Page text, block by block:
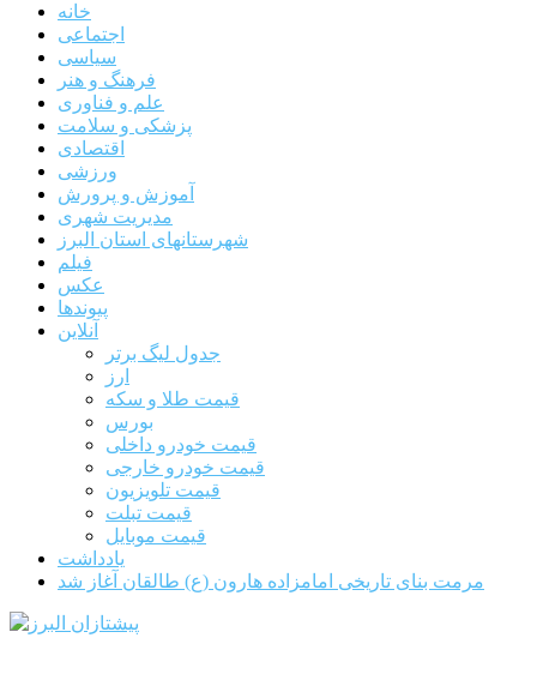
خانه
اجتماعی
سیاسی
فرهنگ و هنر
علم و فناوری
پزشکی و سلامت
اقتصادی
ورزشی
آموزش و پرورش
مدیریت شهری
شهرستانهای استان البرز
فیلم
عکس
پیوندها
آنلاین
جدول لیگ برتر
ارز
قیمت طلا و سکه
بورس
قیمت خودرو داخلی
قیمت خودرو خارجی
قیمت تلویزیون
قیمت تبلت
قیمت موبایل
یادداشت
مرمت بنای تاریخی امامزاده هارون (ع) طالقان آغاز شد